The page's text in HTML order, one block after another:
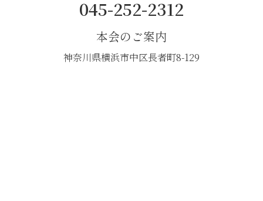
045-252-2312
本会のご案内
神奈川県横浜市中区長者町8-129